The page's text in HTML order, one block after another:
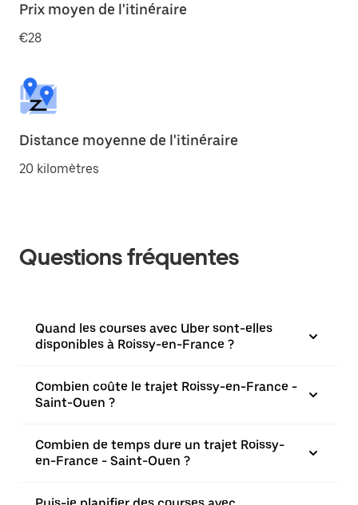
Prix moyen de l'itinéraire
€28
Distance moyenne de l'itinéraire
20 kilomètres
Questions fréquentes
Quand les courses avec Uber sont-elles
disponibles à Roissy-en-France ?
Combien coûte le trajet Roissy-en-France -
Saint-Ouen ?
Combien de temps dure un trajet Roissy-
en-France - Saint-Ouen ?